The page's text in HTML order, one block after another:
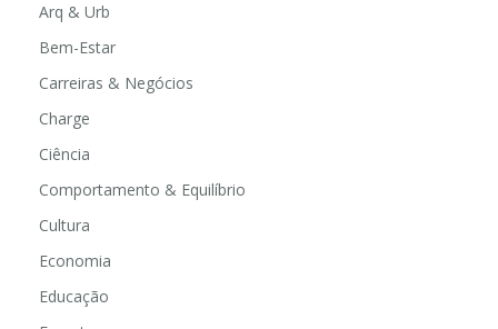
Arq & Urb
Bem-Estar
Carreiras & Negócios
Charge
Ciência
Comportamento & Equilíbrio
Cultura
Economia
Educação